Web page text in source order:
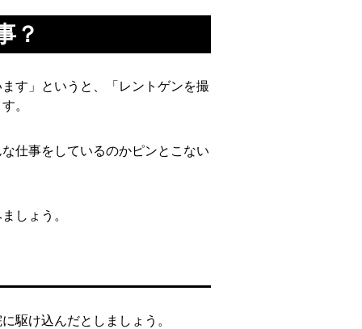
？
す」というと、「レントゲンを撮
。
仕事をしているのかピンとこない
しょう。
駆け込んだとしましょう。